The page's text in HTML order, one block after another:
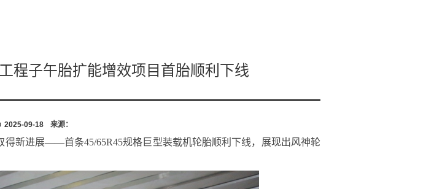
程子午胎扩能增效项目首胎顺利下线
2025-09-18 来源：
得新进展——首条45/65R45规格巨型装载机轮胎顺利下线，展现出风神轮